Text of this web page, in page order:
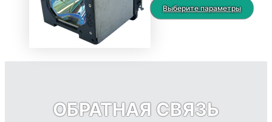
можно
выбрать
товара.
цен:
9718 ₽
Выберите параметры
ОБРАТНАЯ СВЯЗЬ